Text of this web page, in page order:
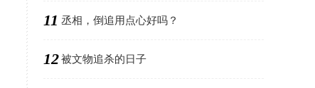
11 丞相，倒追用点心好吗？
12被文物追杀的日子